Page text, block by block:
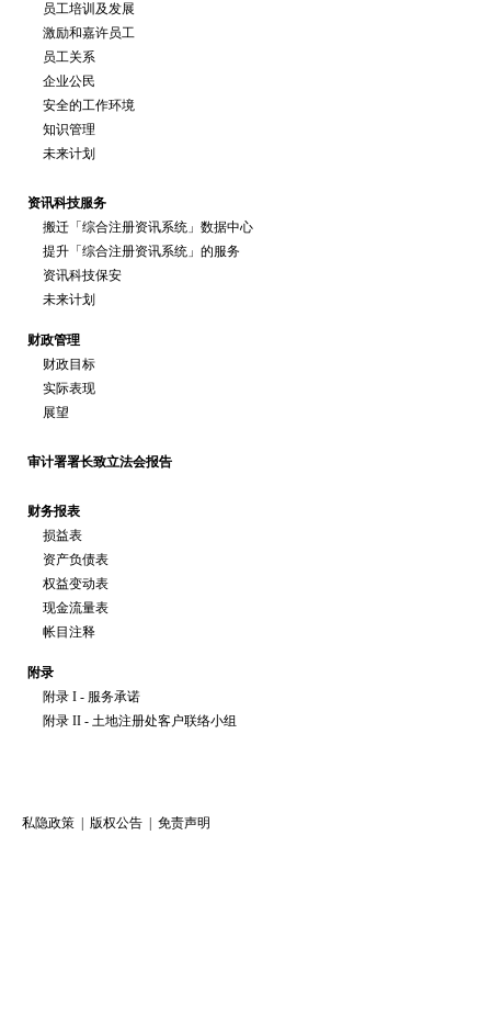
员工培训及发展
激励和嘉许员工
员工关系
企业公民
安全的工作环境
知识管理
未来计划
资讯科技服务
搬迁「综合注册资讯系统」数据中心
提升「综合注册资讯系统」的服务
资讯科技保安
未来计划
财政管理
财政目标
实际表现
展望
审计署署长致立法会报告
财务报表
损益表
资产负债表
权益变动表
现金流量表
帐目注释
附录
附录 I - 服务承诺
附录 II - 土地注册处客户联络小组
私隐政策 版权公告 免责声明